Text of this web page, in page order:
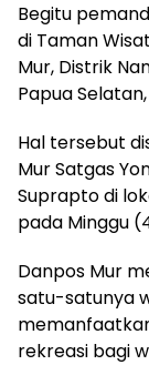
Begitu
di Taman
Mur, Distrik
Papua
Hal tersebut
Mur Satgas
Suprapto di
pada Minggu
Danpos Mur
satu-satunya
rekreasi bagi